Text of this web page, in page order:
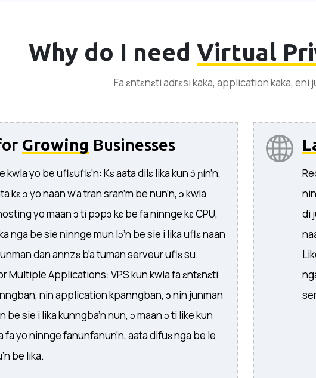
Why do I need Virtual
Fa ɛntɛnɛti adrɛsi kaka, application kaka, eni
Growing Businesses
kwla yo be uflɛuflɛ’n: Kɛ aata dilɛ lika kun ɔ́ ɲín’n,
kɛ ɔ yo naan w’a tran sran’m be nun’n, ɔ kwla
yo maan ɔ ti pɔpɔ kɛ be fa ninnge kɛ CPU,
nga be sie ninnge mun lɔ’n be sie i lika uflɛ naan
dan annzɛ b’a tuman serveur uflɛ su.
Multiple Applications: VPS kun kwla fa ɛntɛnɛti
nin application kpanngban, ɔ nin junman
be sie i lika kunngba’n nun, ɔ maan ɔ ti like kun
fa yo ninnge fanunfanun’n, aata difuɛ nga be le
be lika.
di